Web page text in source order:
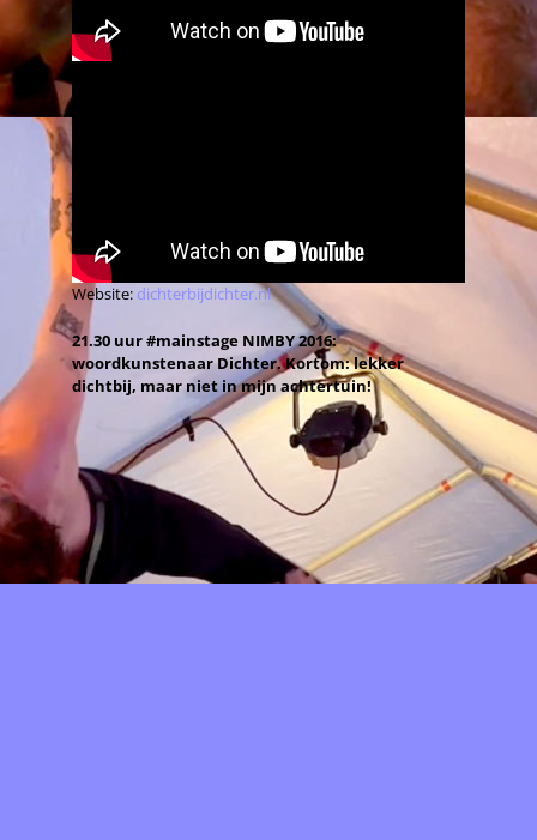
Website: dichterbijdichter.nl
21.30 uur #mainstage NIMBY 2016:
woordkunstenaar Dichter. Kortom: lekker
dichtbij, maar niet in mijn achtertuin!